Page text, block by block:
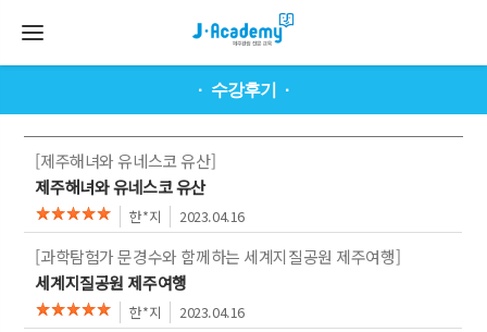
수강후기
[제주해녀와 유네스코 유산]
제주해녀와 유네스코 유산
한*지 2023.04.16
[과학탐험가 문경수와 함께하는 세계지질공원 제주여행]
세계지질공원 제주여행
한*지 2023.04.16